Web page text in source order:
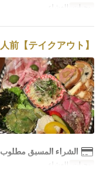
وجبات العشاء
【テイクアウト】前菜の盛り合わせ ２～３人前
الشراء المسبق مطلوب
وجبات العشاء